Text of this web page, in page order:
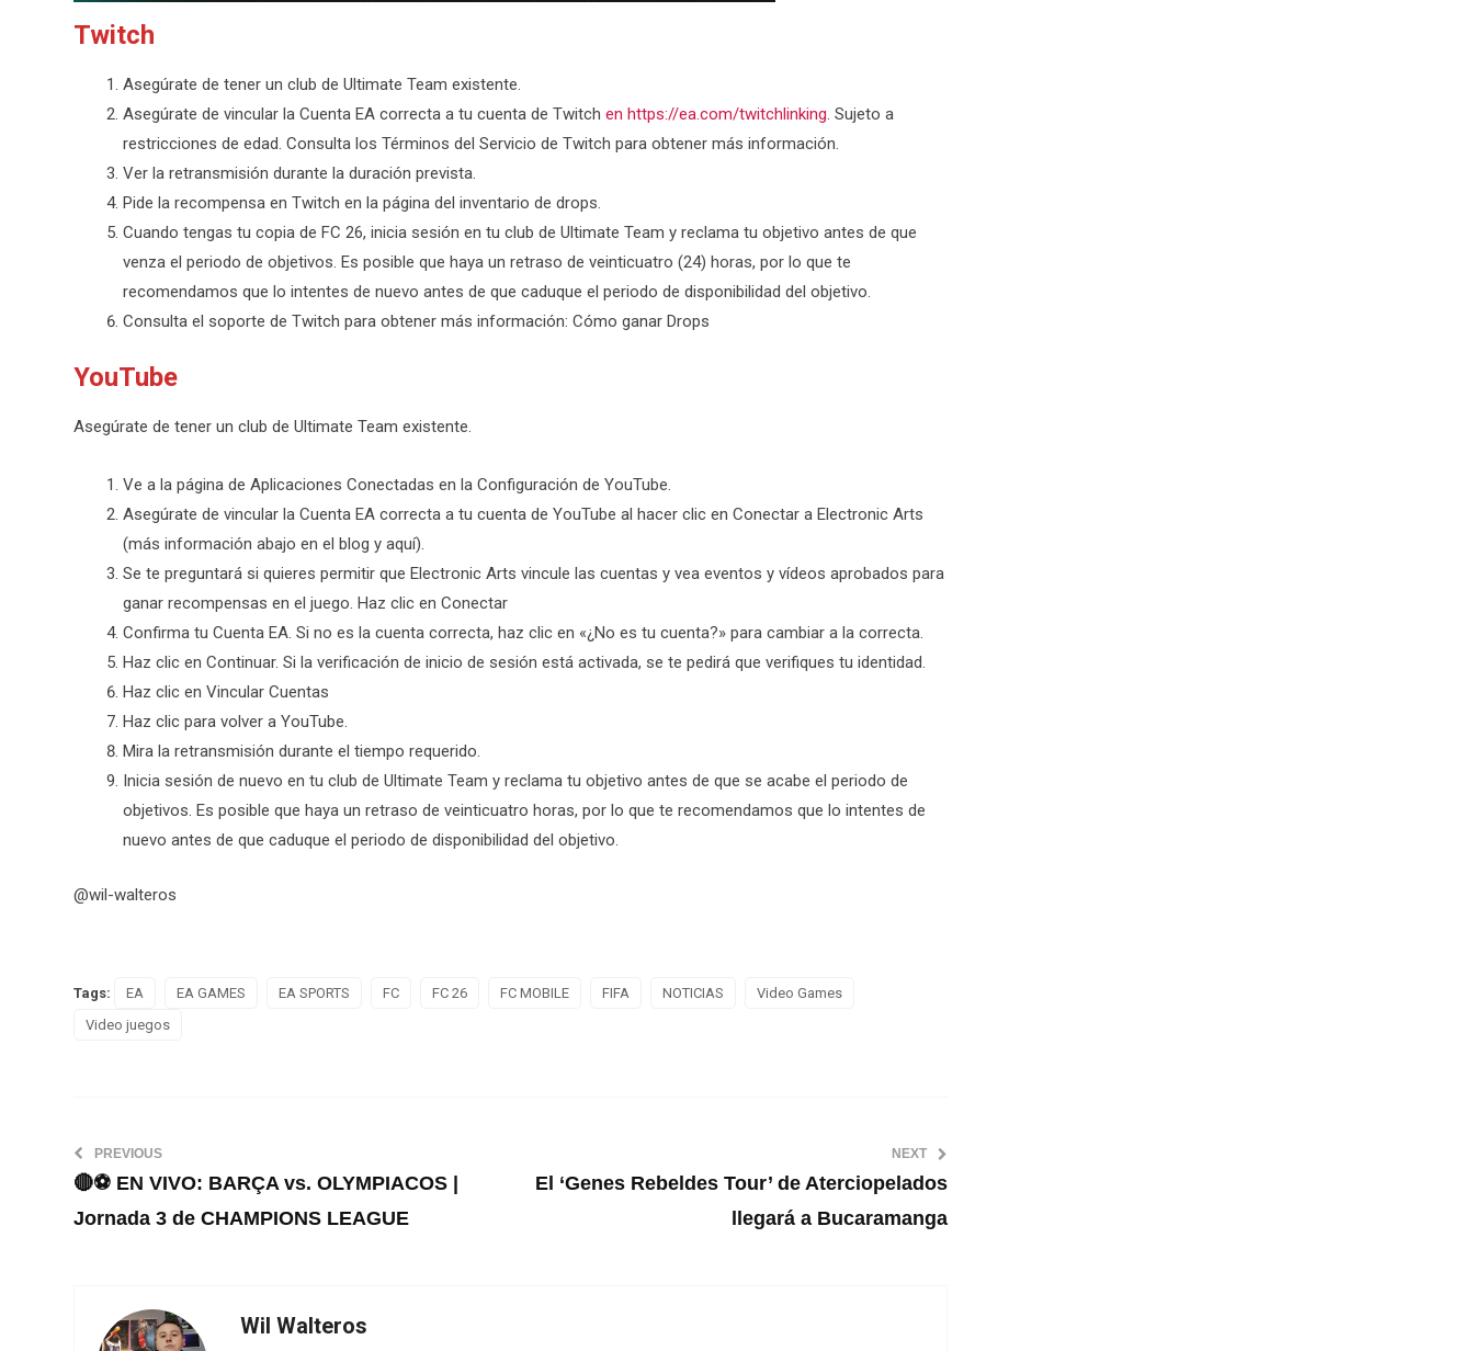
Twitch
Asegúrate de tener un club de Ultimate Team existente.
Asegúrate de vincular la Cuenta EA correcta a tu cuenta de Twitch en https://ea.com/twitchlinking. Sujeto a
restricciones de edad. Consulta los Términos del Servicio de Twitch para obtener más información.
Ver la retransmisión durante la duración prevista.
Pide la recompensa en Twitch en la página del inventario de drops.
Cuando tengas tu copia de FC 26, inicia sesión en tu club de Ultimate Team y reclama tu objetivo antes de que
venza el periodo de objetivos. Es posible que haya un retraso de veinticuatro (24) horas, por lo que te
recomendamos que lo intentes de nuevo antes de que caduque el periodo de disponibilidad del objetivo.
Consulta el soporte de Twitch para obtener más información: Cómo ganar Drops
YouTube
Asegúrate de tener un club de Ultimate Team existente.
Ve a la página de Aplicaciones Conectadas en la Configuración de YouTube.
Asegúrate de vincular la Cuenta EA correcta a tu cuenta de YouTube al hacer clic en Conectar a Electronic Arts
(más información abajo en el blog y aquí).
Se te preguntará si quieres permitir que Electronic Arts vincule las cuentas y vea eventos y vídeos aprobados para
ganar recompensas en el juego. Haz clic en Conectar
Confirma tu Cuenta EA. Si no es la cuenta correcta, haz clic en «¿No es tu cuenta?» para cambiar a la correcta.
Haz clic en Continuar. Si la verificación de inicio de sesión está activada, se te pedirá que verifiques tu identidad.
Haz clic en Vincular Cuentas
Haz clic para volver a YouTube.
Mira la retransmisión durante el tiempo requerido.
Inicia sesión de nuevo en tu club de Ultimate Team y reclama tu objetivo antes de que se acabe el periodo de
objetivos. Es posible que haya un retraso de veinticuatro horas, por lo que te recomendamos que lo intentes de
nuevo antes de que caduque el periodo de disponibilidad del objetivo.
@wil-walteros
Tags: EA EA GAMES EA SPORTS FC FC 26 FC MOBILE FIFA NOTICIAS
Video Games
Video juegos
PREVIOUS
🔴⚽ EN VIVO: BARÇA vs. OLYMPIACOS |
Jornada 3 de CHAMPIONS LEAGUE
NEXT
El ‘Genes Rebeldes Tour’ de Aterciopelados
llegará a Bucaramanga
Wil Walteros